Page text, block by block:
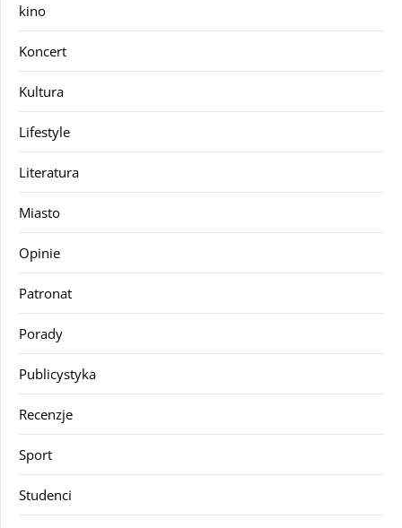
kino
Koncert
Kultura
Lifestyle
Literatura
Miasto
Opinie
Patronat
Porady
Publicystyka
Recenzje
Sport
Studenci